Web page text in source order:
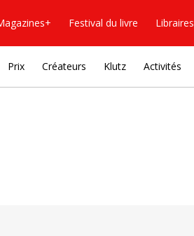
Festival du livre Libraires
Prix Créateurs Klutz Activités